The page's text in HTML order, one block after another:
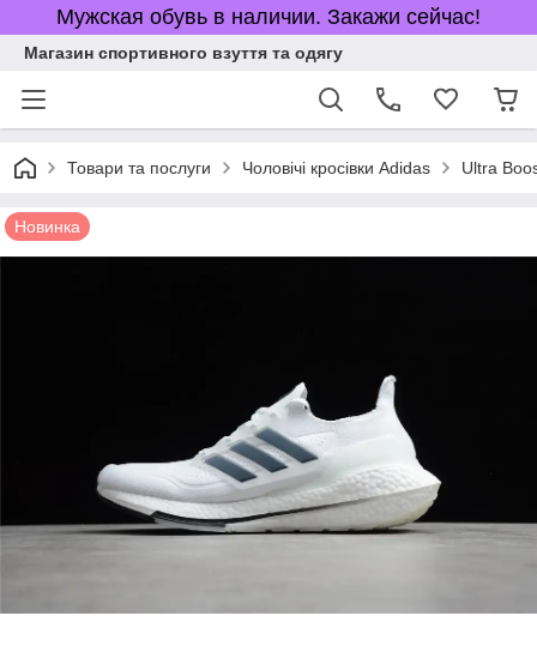
Мужская обувь в наличии. Закажи сейчас!
Магазин спортивного взуття та одягу
Товари та послуги Чоловічі кросівки Adidas Ultra
Новинка